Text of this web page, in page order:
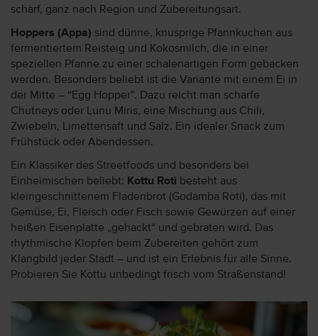
scharf, ganz nach Region und Zubereitungsart.
Hoppers (Appa) sind dünne, knusprige Pfannkuchen aus
fermentiertem Reisteig und Kokosmilch, die in einer
speziellen Pfanne zu einer schalenartigen Form gebacken
werden. Besonders beliebt ist die Variante mit einem Ei in
der Mitte – “Egg Hopper”. Dazu reicht man scharfe
Chutneys oder Lunu Miris, eine Mischung aus Chili,
Zwiebeln, Limettensaft und Salz. Ein idealer Snack zum
Frühstück oder Abendessen.
Ein Klassiker des Streetfoods und besonders bei
Einheimischen beliebt: Kottu Roti besteht aus
kleingeschnittenem Fladenbrot (Godamba Roti), das mit
Gemüse, Ei, Fleisch oder Fisch sowie Gewürzen auf einer
heißen Eisenplatte „gehackt“ und gebraten wird. Das
rhythmische Klopfen beim Zubereiten gehört zum
Klangbild jeder Stadt – und ist ein Erlebnis für alle Sinne.
Probieren Sie Kottu unbedingt frisch vom Straßenstand!